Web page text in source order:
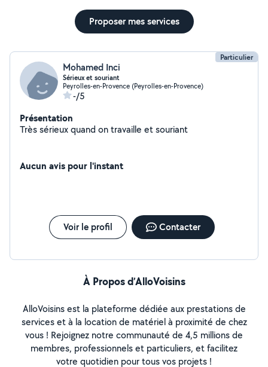
Proposer mes services
Particulier
Mohamed Inci
Sérieux et souriant
Peyrolles-en-Provence (Peyrolles-en-Provence)
-/5
Présentation
Très sérieux quand on travaille et souriant
Aucun avis pour l'instant
Voir le profil Contacter
À Propos d’AlloVoisins
AlloVoisins est la plateforme dédiée aux prestations de
services et à la location de matériel à proximité de chez
vous ! Rejoignez notre communauté de 4,5 millions de
membres, professionnels et particuliers, et facilitez
votre quotidien pour tous vos projets !